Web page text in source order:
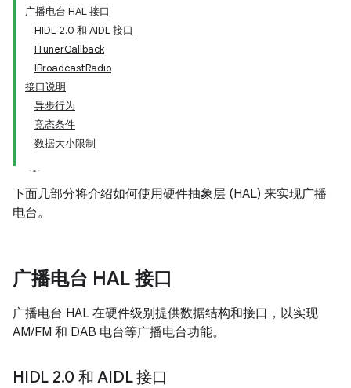
广播电台 HAL 接口
HIDL 2.0 和 AIDL 接口
ITunerCallback
IBroadcastRadio
接口说明
异步行为
竞态条件
数据大小限制
下面几部分将介绍如何使用硬件抽象层 (HAL) 来实现广播
电台。
广播电台 HAL 接口
广播电台 HAL 在硬件级别提供数据结构和接口，以实现
AM/FM 和 DAB 电台等广播电台功能。
HIDL 2.0 和 AIDL 接口